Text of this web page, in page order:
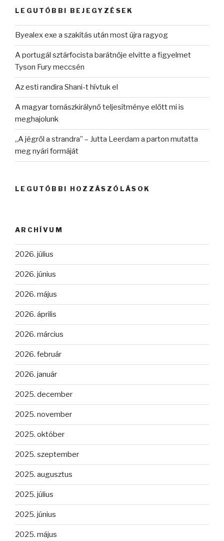
LEGUTÓBBI BEJEGYZÉSEK
Byealex exe a szakítás után most újra ragyog
A portugál sztárfocista barátnője elvitte a figyelmet
Tyson Fury meccsén
Az esti randira Shani-t hívtuk el
A magyar tornászkirálynő teljesítménye előtt mi is
meghajolunk
„A jégről a strandra” – Jutta Leerdam a parton mutatta
meg nyári formáját
LEGUTÓBBI HOZZÁSZÓLÁSOK
ARCHÍVUM
2026. július
2026. június
2026. május
2026. április
2026. március
2026. február
2026. január
2025. december
2025. november
2025. október
2025. szeptember
2025. augusztus
2025. július
2025. június
2025. május